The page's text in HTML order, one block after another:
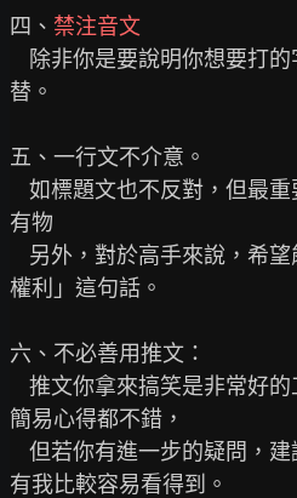
四、 禁注音文
替。
五、一行文不介意。
有物
權利」這句話。
六、不必善用推文：
簡易心得都不錯，
有我比較容易看得到。